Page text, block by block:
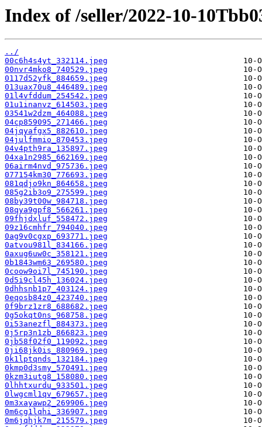
Index of /seller/2022-10-
../
00c6h4s4yt_332114.jpeg
00nvr4mko8_740529.jpeg
0117d52yfk_884659.jpeg
013uax70u8_446489.jpeg
01l4vfddum_254542.jpeg
01u1inanvz_614503.jpeg
03541w2dzm_464088.jpeg
04cp859095_271466.jpeg
04jqyafgx5_882610.jpeg
04julfmmio_870453.jpeg
04v4pth9ra_135897.jpeg
04xa1n2985_662169.jpeg
06airm4nvd_975736.jpeg
077154km30_776693.jpeg
081qdjo9kn_864658.jpeg
085g2ib3o9_275599.jpeg
08by39t00w_984718.jpeg
08qya9gpf8_566261.jpeg
09fhjdxluf_558472.jpeg
09z16cmhfr_794040.jpeg
0ag9v0cgxp_693771.jpeg
0atvou981l_834166.jpeg
0axug6uw0c_358121.jpeg
0b1843wm63_269580.jpeg
0coow9oi7l_745190.jpeg
0d5i9cl45h_136024.jpeg
0dhhsnb1p7_403124.jpeg
0eqosb84z0_423740.jpeg
0f9brz1zr8_688682.jpeg
0g5okqt0ns_968758.jpeg
0i53anezfl_884373.jpeg
0j5rp3n1zb_866823.jpeg
0jb58f02f0_119092.jpeg
0ji68jk0is_880969.jpeg
0k1lptqnds_132184.jpeg
0kmp0d3smy_570491.jpeg
0kzm3iutg8_158080.jpeg
0lhhtxurdu_933501.jpeg
0lwgcml1qv_679657.jpeg
0m3xayawp2_269906.jpeg
0m6cg1lqhi_336907.jpeg
0m6jqhjk7m_215579.jpeg